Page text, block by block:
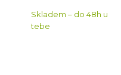
Skladem – do 48h u
tebe